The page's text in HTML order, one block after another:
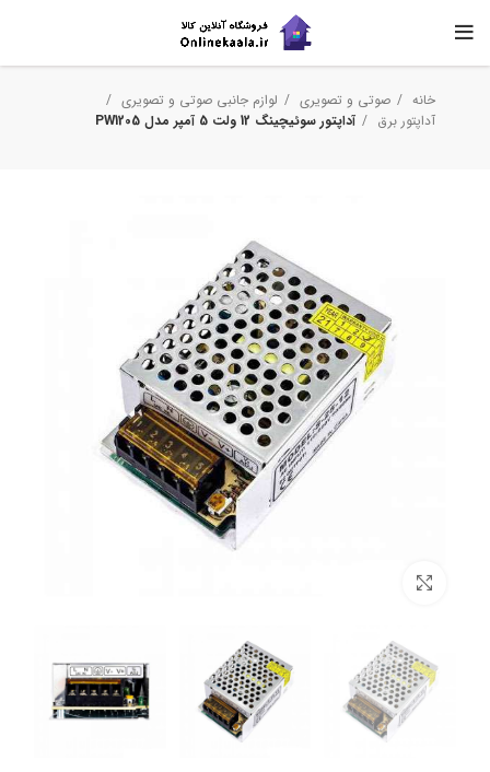
خانه صوتی و تصویری
لوازم جانبی صوتی و تصویری
آداپتور برق
آداپتور سوئیچینگ 12 ولت 5 آمپر مدل PW1205